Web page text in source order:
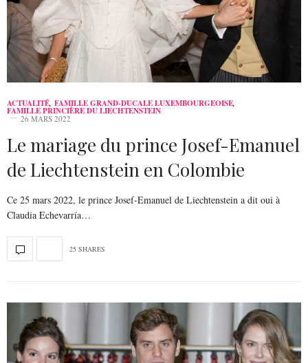
ACTUALITÉ, FAMILLE GRAND-DUCALE LUXEMBOURGEOISE,
FAMILLE PRINCIÈRE DU LIECHTENSTEIN
26 MARS 2022
Le mariage du prince Josef-Emanuel
de Liechtenstein en Colombie
Ce 25 mars 2022, le prince Josef-Emanuel de Liechtenstein a dit oui à
Claudia Echevarría…
25 SHARES